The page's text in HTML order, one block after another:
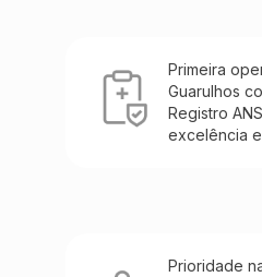
Primeira
Guarulhos
Registro
excelência
Prioridade